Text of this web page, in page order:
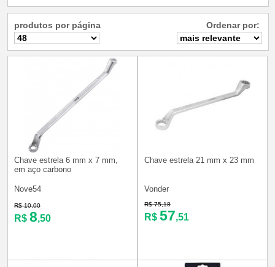
produtos por página Ordenar por:
Chave estrela 6 mm x 7 mm,
em aço carbono
Nove54
R$ 10,00
R$ 8,50
Chave estrela 21 mm x 23 mm
Vonder
R$ 75,18
R$ 57,51